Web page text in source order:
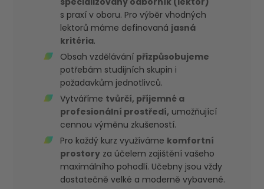
s praxí v oboru. Pro výběr vhodných
lektorů máme definovaná jasná
kritéria.
Obsah vzdělávání přizpůsobujeme
potřebám studijních skupin i
požadavkům jednotlivců.
Vytváříme tvůrčí, příjemné a
profesionální prostředí, umožňující
cennou výměnu zkušeností.
Pro každý kurz využíváme komfortní
prostory za účelem zajištění vašeho
maximálního pohodlí. Učebny jsou vždy
dostatečně velké a moderně vybavené.